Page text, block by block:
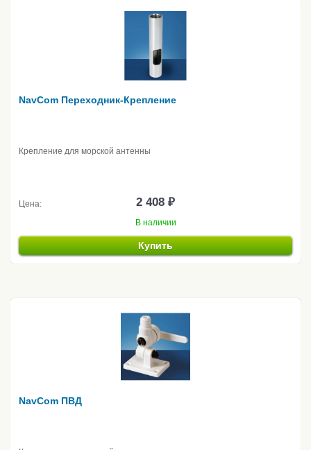
NavCom Переходник-Крепление
Крепление для морской антенны
Цена: 2 408 ₽
В наличии
Купить
NavCom ПВД